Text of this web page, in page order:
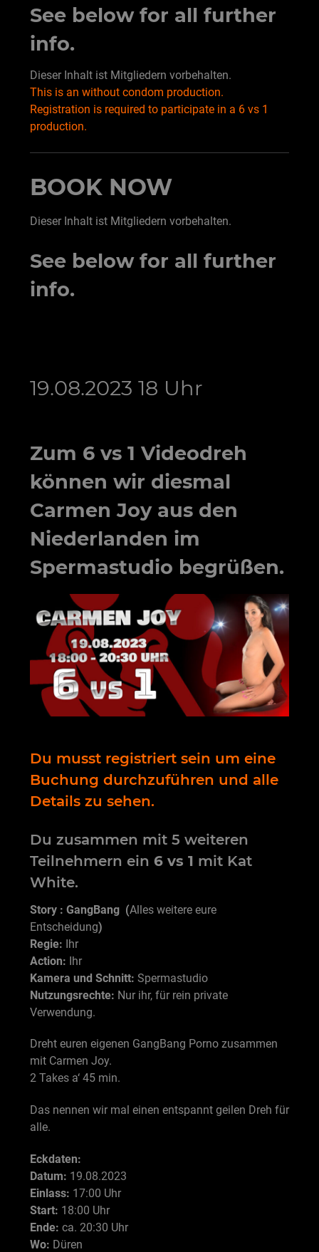
See below for all further
info.
Dieser Inhalt ist Mitgliedern vorbehalten.
This is an without condom production.
Registration is required to participate in a 6 vs 1
production.
BOOK NOW
Dieser Inhalt ist Mitgliedern vorbehalten.
See below for all further
info.
19.08.2023 18 Uhr
Zum 6 vs 1 Videodreh
können wir diesmal
Carmen Joyaus den
Niederlanden im
Spermastudio begrüßen.
Du musst registriert sein um eine
Buchung durchzuführen und alle
Details zu sehen.
Du zusammen mit 5 weiteren
Teilnehmern ein 6 vs 1 mit Kat
White.
Story : GangBang (Alles weitere eure
Entscheidung)
Regie: Ihr
Action: Ihr
Kamera und Schnitt: Spermastudio
Nutzungsrechte: Nur ihr, für rein private
Verwendung.
Dreht euren eigenen GangBang Porno zusammen
mit Carmen Joy.
2 Takes a‘ 45 min.
Das nennen wir mal einen entspannt geilen Dreh für
alle.
Eckdaten:
Datum: 19.08.2023
Einlass: 17:00 Uhr
Start: 18:00 Uhr
Ende: ca. 20:30 Uhr
Wo: Düren